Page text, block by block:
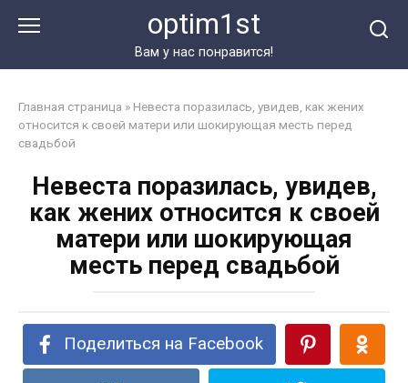
optim1st
Вам у нас понравится!
Главная страница » Невеста поразилась, увидев, как жених
относится к своей матери или шокирующая месть перед
свадьбой
Невеста поразилась, увидев,
как жених относится к своей
матери или шокирующая
месть перед свадьбой
Поделиться на Facebook